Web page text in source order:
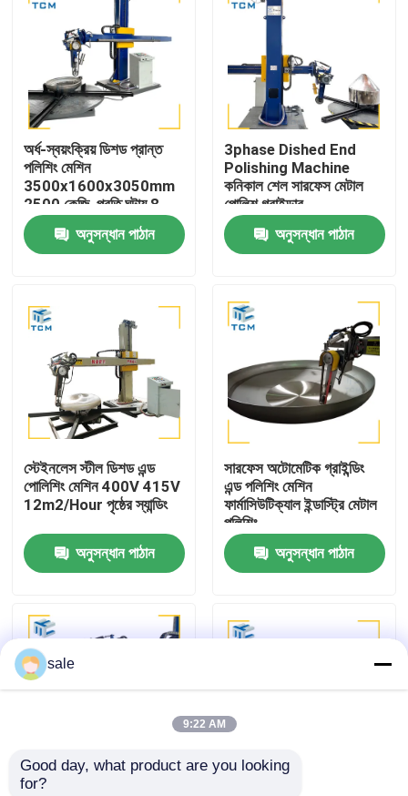
পণ্য
আমাদের সম্বন্ধে
কারখানা পরিদর্শন
গুণমান নিয়ন্ত্রণ
আমাদের সাথে যোগাযোগ করুন
খবর
মামলা
ট্যাংক পোলিশিং মেশিন
অর্ধ-স্বয়ংক্রিয় ডিশড প্রান্ত
পলিশিং মেশিন
3500x1600x3050mm
2500 কেজি, প্রতি ঘন্টায় 8-
12 বর্গমিটার কর্মদক্ষতা সহ
অনুসন্ধান পাঠান
3phase Dished End
Polishing Machine
কনিকাল শেল সারফেস মেটাল
পোলিশ গ্রাইন্ডার
অনুসন্ধান পাঠান
স্টেইনলেস স্টীল ডিশড এন্ড
পোলিশিং মেশিন 400V 415V
12m2/Hour পৃষ্ঠের স্যান্ডিং
অনুসন্ধান পাঠান
সারফেস অটোমেটিক গ্রাইন্ডিং
এন্ড পলিশিং মেশিন
ফার্মাসিউটিক্যাল ইন্ডাস্ট্রি মেটাল
পলিশিং
অনুসন্ধান পাঠান
তামা অ্যালুমিনিয়ামের জন্য সেমি-
sale
9:22 AM
Good day, what product are you looking
for?